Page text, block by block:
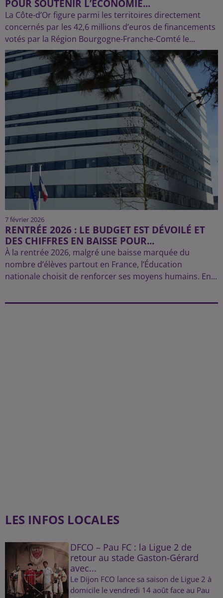
POUR SOUTENIR L’ÉCONOMIE...
La Côte-d’Or figure parmi les territoires directement
concernés par les 42,6 millions d’euros de financements
votés par la Région Bourgogne-Franche-Comté le...
7 février 2026
RENTRÉE 2026 : LE BUDGET EST DÉVOILÉ ET
DES CHIFFRES EN BAISSE POUR...
À la rentrée 2026, malgré une baisse marquée du
nombre d’élèves partout en France, l’Éducation
nationale choisit de renforcer ses moyens humains. En...
LES INFOS LOCALES
DFCO – Pau FC : la Ligue 2 de
retour au stade Gaston-Gérard
avec...
Le Dijon FCO lance sa saison de Ligue 2 à
domicile le vendredi 14 août face au Pau